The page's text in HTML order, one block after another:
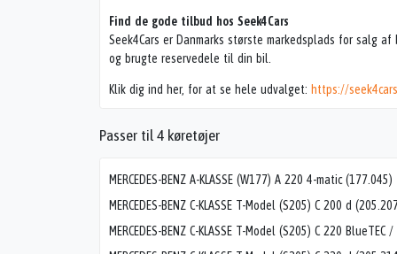
Find de gode tilbud hos Seek4Cars
Seek4Cars er Danmarks største markedsplads for salg
og brugte reservedele til din bil.
Klik dig ind her, for at se hele udvalget: https://
Passer til 4 køretøjer
MERCEDES-BENZ A-KLASSE (W177) A 220 4-matic (177.045)
MERCEDES-BENZ C-KLASSE T-Model (S205) C 200 d
MERCEDES-BENZ C-KLASSE T-Model (S205) C 220 BlueTEC